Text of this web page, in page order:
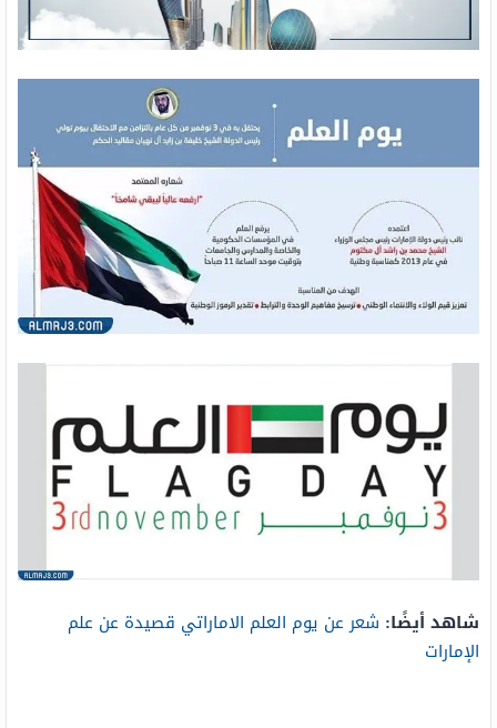
شاهد أيضًا: شعر عن يوم العلم الاماراتي قصيدة عن علم
الإمارات